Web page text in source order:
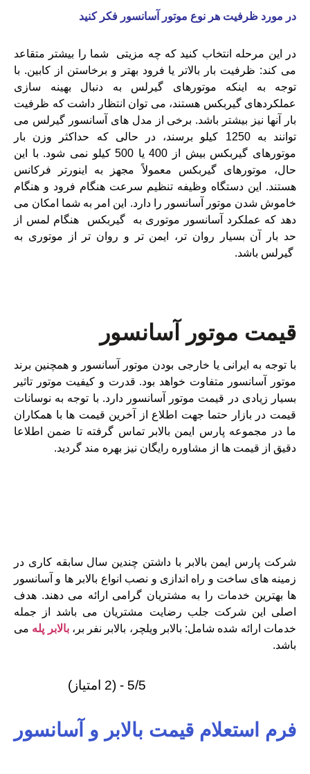
در مورد ظرفیت هر نوع موتور آسانسور فکر کنید
در این مرحله انتخاب کنید که چه مزیتی شما را بیشتر متقاعد
می کند: ظرفیت بار بالاتر یا فرود بهتر و برخاستن از کابین. با
توجه به اینکه موتورهای گیرلس به دنبال بهینه سازی
عملکردهای گیربکس هستند، می توان انتظار داشت که ظرفیت
بار آنها نیز بیشتر باشد. برخی از مدل های آسانسور گیرلس می
توانند به 1250 کیلو برسند، در حالی که حداکثر وزن بار
موتورهای گیربکس بیش از 400 یا 500 کیلو نمی شود. با این
حال، موتورهای گیربکس معمولاً مجهز به اینورتر فرکانس
هستند. این دستگاه وظیفه تنظیم سرعت هنگام فرود و هنگام
خاموش شدن موتور آسانسور را دارد. این امر به شما امکان می
دهد که عملکرد آسانسور موتوری به گیربکس هنگام لمس از
حد بار آن بسیار روان تر، ایمن تر و روان تر از موتوری به
گیرلس باشد.
قیمت موتور آسانسور
با توجه به ایرانی یا خارجی بودن موتور آسانسور و همچنین برند
موتور آسانسور متفاوت خواهد بود. قدرت و کیفیت موتور تاثیر
بسیار زیادی در قیمت موتور آسانسور دارد. با توجه به نوسانات
قیمت در بازار حتما جهت اطلاع از آخرین قیمت ها با همکاران
ما در مجموعه پارس ایمن بالابر تماس گرفته تا ضمن اطلاعا
دقیق از قیمت ها از مشاوره رایگان نیز بهره مند گردید.
شرکت پارس ایمن بالابر با داشتن چندین سال سابقه کاری در
زمینه های ساخت و راه اندازی و نصب انواع بالابر ها و آسانسور
ها بهترین خدمات را به مشتریان گرامی ارائه می دهند. هدف
اصلی این شرکت جلب رضایت مشتریان می باشد از جمله
خدمات ارائه شده شامل: بالابر ویلچر، بالابر نفر بر،بالابر پله می
باشد.
5/5 - (2 امتیاز)
فرم استعلام قیمت بالابر و آسانسور